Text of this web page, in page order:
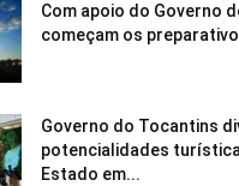
Com apoio do Governo
começam os
Governo do Tocantins
potencialidades
Estado em...